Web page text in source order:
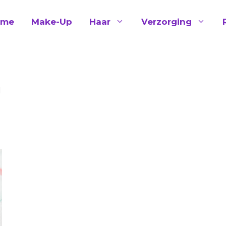
Make-Up Haar Verzorging